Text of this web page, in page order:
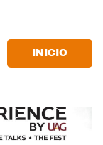
INICIO